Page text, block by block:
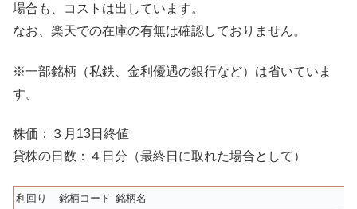
場合も、コストは出しています。
なお、楽天での在庫の有無は確認しておりません。
※一部銘柄（私鉄、金利優遇の銀行など）は省いていま
す。
株価：３月13日終値
貸株の日数：４日分（最終日に取れた場合として）
利回り 銘柄コード 銘柄名